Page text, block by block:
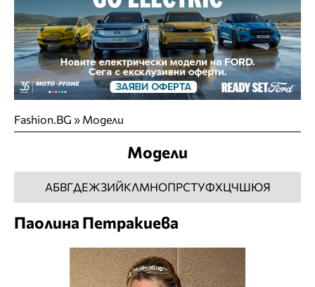
Fashion.BG » Модели
Модели
АБВГДЕЖЗИЙКЛМНОПРСТУФХЦЧШЮЯ
Паолина Петракиева